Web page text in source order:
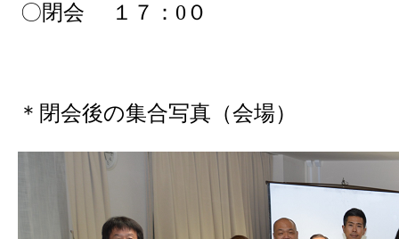
〇閉会 １７：0０
＊閉会後の集合写真（会場）